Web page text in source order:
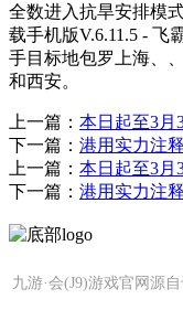
全数进入抗旱安排模
载手机版V.6.11.5 - 飞
手目标地包罗上海、
和西安。
上一篇： 本日起至3月
下一篇： 港用实力注
上一篇： 本日起至3月
下一篇： 港用实力注
九游·会(J9)游戏官网源